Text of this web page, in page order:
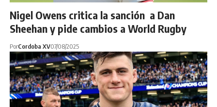
Nigel Owens critica la sanción a Dan
Sheehan y pide cambios a World Rugby
PorCordoba XV07/08/2025